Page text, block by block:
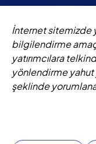
İnternet sitemizde
bilgilendirme
yatırımcılara
yönlendirme yahut
şeklinde